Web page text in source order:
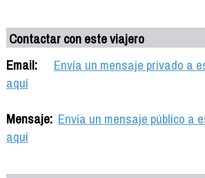
Contactar con este viajero
Email:
Envía un mensaje privado a
aquí
Mensaje: Envía un mensaje público a
aquí